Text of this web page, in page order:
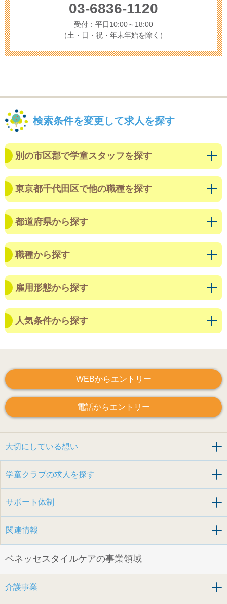
03-6836-1120
受付：平日10:00～18:00
（土・日・祝・年末年始を除く）
検索条件を変更して求人を探す
別の市区郡で学童スタッフを探す
東京都千代田区で他の職種を探す
都道府県から探す
職種から探す
雇用形態から探す
人気条件から探す
WEBからエントリー
電話からエントリー
大切にしている想い
学童クラブの求人を探す
サポート体制
関連情報
ベネッセスタイルケアの事業領域
介護事業